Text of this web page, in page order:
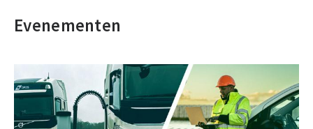
Evenementen